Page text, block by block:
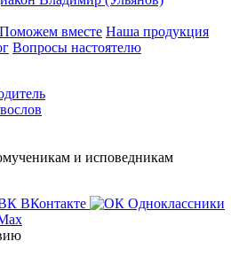
Поможем вместе Наша продукция
Вопросы настоятелю
и исповедникам
ВКонтакте
Одноклассники